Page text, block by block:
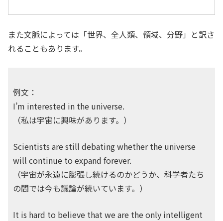
また文脈によっては「世界、全人類、領域、分野」と訳さ
れることもあります。
例文：
I’m interested in the universe.
（私は宇宙に興味があります。）
Scientists are still debating whether the universe
will continue to expand forever.
（宇宙が永遠に膨張し続けるのかどうか、科学者たち
の間では今も議論が続いています。）
It is hard to believe that we are the only intelligent